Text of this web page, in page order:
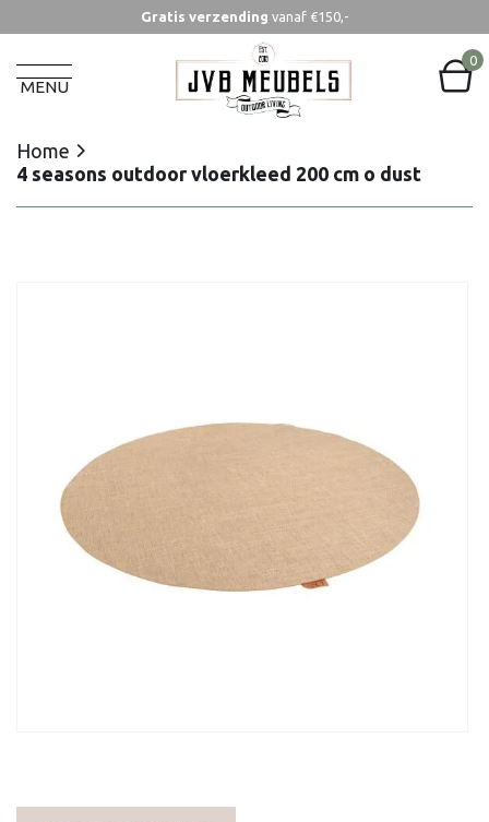
Gratis verzending vanaf €150,-
MENU
0
Home
4 seasons outdoor vloerkleed 200 cm o dust
Home
4 seasons outdoor vloerkleed 200 cm o dust